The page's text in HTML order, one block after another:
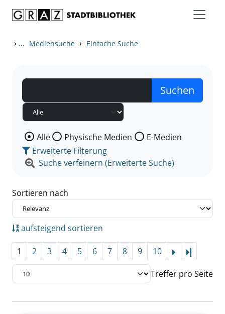
› ... Mediensuche › Einfache Suche
Wählen Sie die Medienart nach der Sie suchen wollen.
Alle Physische Medien
E-Medien
Erweiterte Filterung
Suche verfeinern (Erweiterte Suche)
Sortieren nach
aufsteigend sortieren
1 2 3 4 5 6 7 8 9 10
Treffer pro Seite